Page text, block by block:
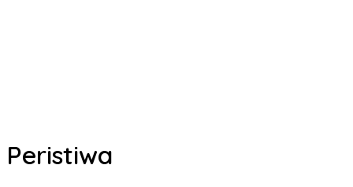
Peristiwa